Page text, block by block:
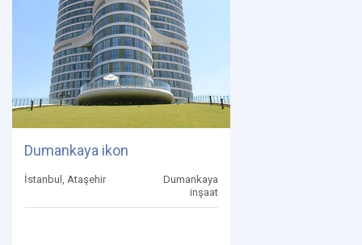
Dumankaya ikon
İstanbul, Ataşehir
Dumankaya
inşaat